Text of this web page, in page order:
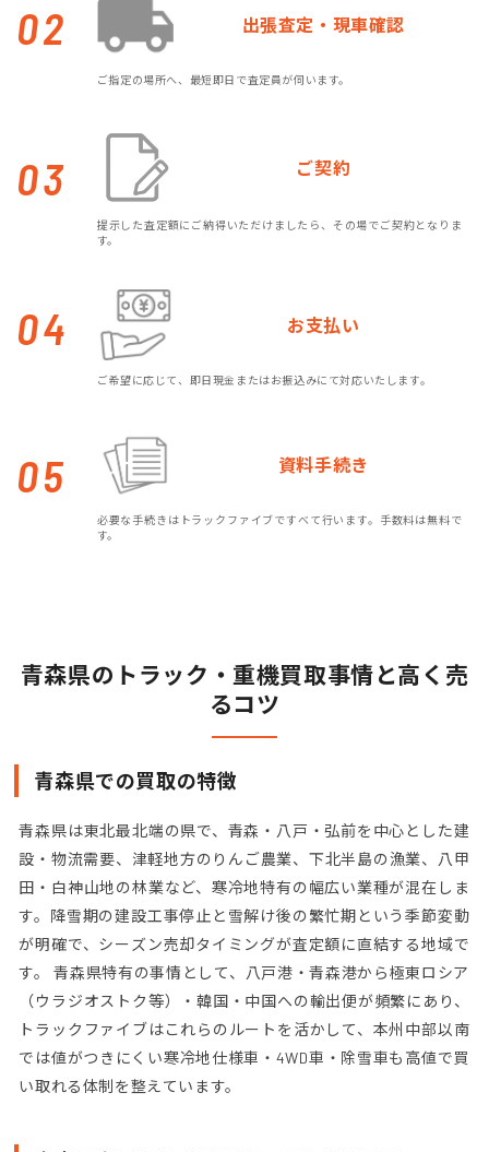
02 出張査定・現車確認
ご指定の場所へ、最短即日で査定員が伺います。
03 ご契約
提示した査定額にご納得いただけましたら、その場でご契約となりま
す。
04 お支払い
ご希望に応じて、即日現金またはお振込みにて対応いたします。
05 資料手続き
必要な手続きはトラックファイブですべて行います。手数料は無料で
す。
青森県のトラック・重機買取事情と高く売
るコツ
青森県での買取の特徴
青森県は東北最北端の県で、青森・八戸・弘前を中心とした建
設・物流需要、津軽地方のりんご農業、下北半島の漁業、八甲
田・白神山地の林業など、寒冷地特有の幅広い業種が混在しま
す。降雪期の建設工事停止と雪解け後の繁忙期という季節変動
が明確で、シーズン売却タイミングが査定額に直結する地域で
す。 青森県特有の事情として、八戸港・青森港から極東ロシア
（ウラジオストク等）・韓国・中国への輸出便が頻繁にあり、
トラックファイブはこれらのルートを活かして、本州中部以南
では値がつきにくい寒冷地仕様車・4WD車・除雪車も高値で買
い取れる体制を整えています。